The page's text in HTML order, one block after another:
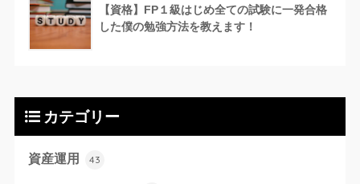
【資格】FP１級はじめ全ての試験に一発合格
した僕の勉強方法を教えます！
カテゴリー
資産運用 43